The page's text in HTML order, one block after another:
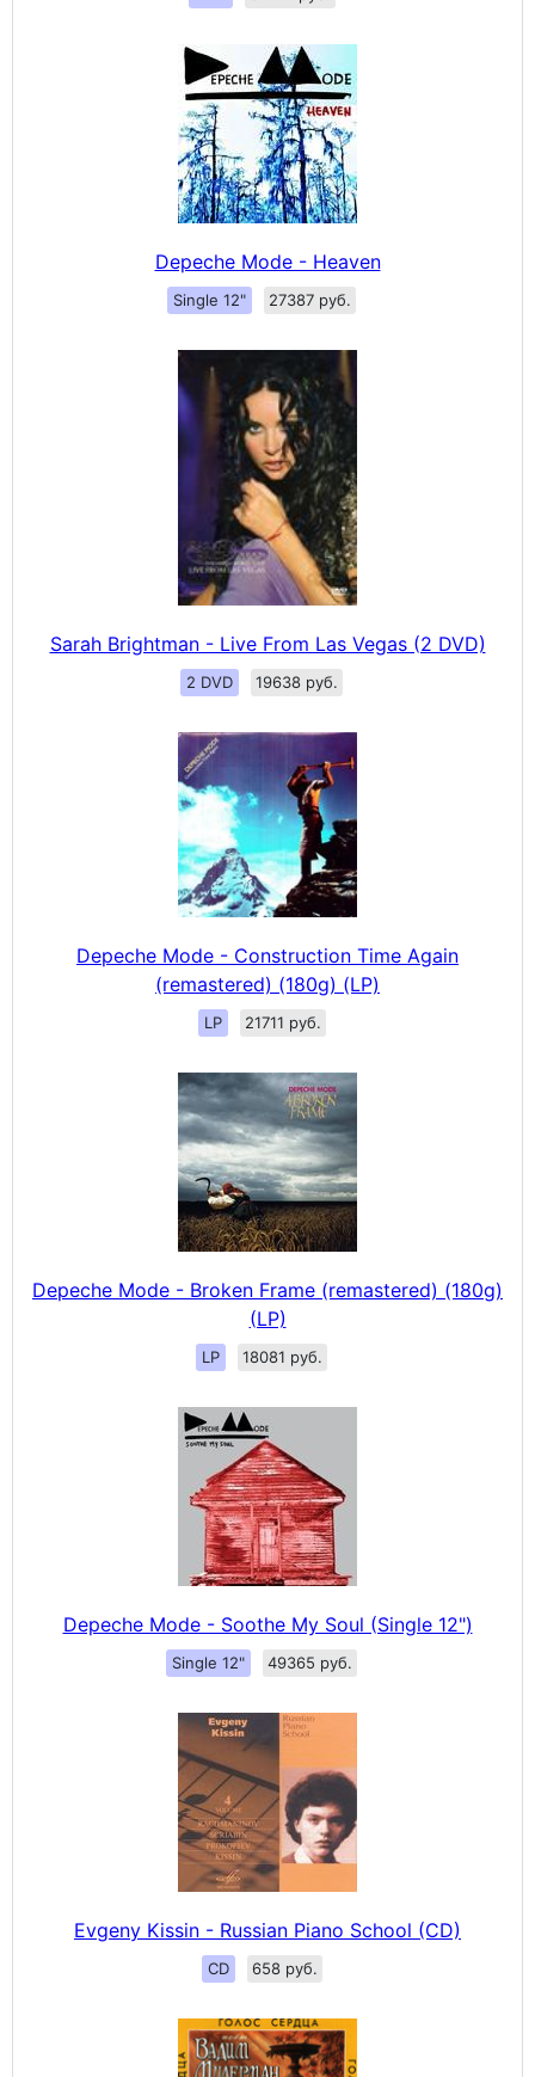
Depeche Mode - Heaven
Single 12" 27387 руб.
Sarah Brightman - Live From Las Vegas (2 DVD)
2 DVD 19638 руб.
Depeche Mode - Construction Time Again
(remastered) (180g) (LP)
LP 21711 руб.
Depeche Mode - Broken Frame (remastered) (180g)
(LP)
LP 18081 руб.
Depeche Mode - Soothe My Soul (Single 12")
Single 12" 49365 руб.
Evgeny Kissin - Russian Piano School (CD)
CD 658 руб.